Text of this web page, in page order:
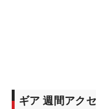
ギア 週間アク